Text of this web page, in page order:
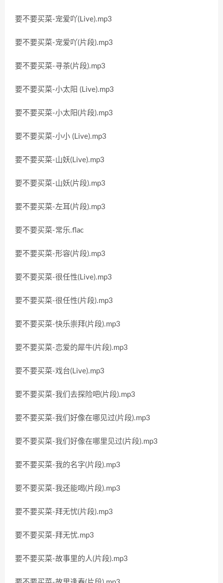
要不要买菜-宠爱吖(Live).mp3
要不要买菜-宠爱吖(片段).mp3
要不要买菜-寻茶(片段).mp3
要不要买菜-小太阳 (Live).mp3
要不要买菜-小太阳(片段).mp3
要不要买菜-小小 (Live).mp3
要不要买菜-山妖(Live).mp3
要不要买菜-山妖(片段).mp3
要不要买菜-左耳(片段).mp3
要不要买菜-常乐.flac
要不要买菜-形容(片段).mp3
要不要买菜-很任性(Live).mp3
要不要买菜-很任性(片段).mp3
要不要买菜-快乐崇拜(片段).mp3
要不要买菜-恋爱的犀牛(片段).mp3
要不要买菜-戏台(Live).mp3
要不要买菜-我们去探险吧(片段).mp3
要不要买菜-我们好像在哪见过(片段).mp3
要不要买菜-我们好像在哪里见过(片段).mp3
要不要买菜-我的名字(片段).mp3
要不要买菜-我还能喝(片段).mp3
要不要买菜-拜无忧(片段).mp3
要不要买菜-拜无忧.mp3
要不要买菜-故事里的人(片段).mp3